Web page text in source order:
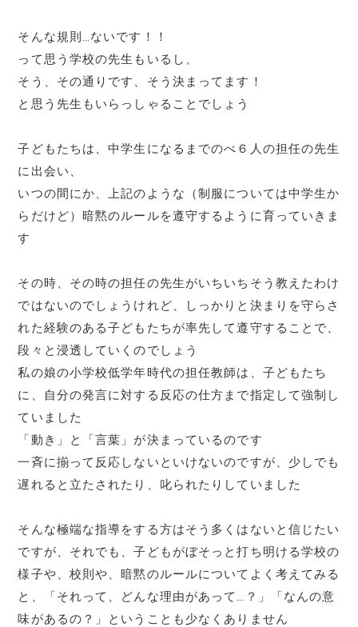
そんな規則…ないです！！
って思う学校の先生もいるし、
そう、その通りです、そう決まってます！
と思う先生もいらっしゃることでしょう
子どもたちは、中学生になるまでのべ６人の担任の先生
に出会い、
いつの間にか、上記のような（制服については中学生か
らだけど）暗黙のルールを遵守するように育っていきま
す
その時、その時の担任の先生がいちいちそう教えたわけ
ではないのでしょうけれど、しっかりと決まりを守らさ
れた経験のある子どもたちが率先して遵守することで、
段々と浸透していくのでしょう
私の娘の小学校低学年時代の担任教師は、子どもたち
に、自分の発言に対する反応の仕方まで指定して強制し
ていました
「動き」と「言葉」が決まっているのです
一斉に揃って反応しないといけないのですが、少しでも
遅れると立たされたり、叱られたりしていました
そんな極端な指導をする方はそう多くはないと信じたい
ですが、それでも、子どもがぼそっと打ち明ける学校の
様子や、校則や、暗黙のルールについてよく考えてみる
と、「それって、どんな理由があって…？」「なんの意
味があるの？」ということも少なくありません